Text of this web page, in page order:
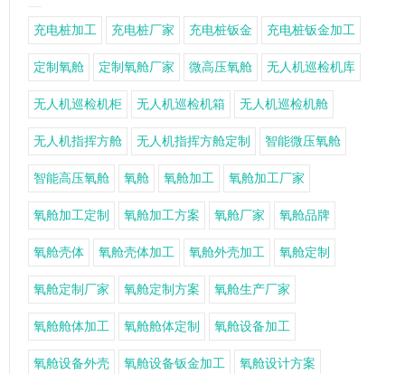
充电桩加工 充电桩厂家 充电桩钣金 充电桩钣金加工
定制氧舱 定制氧舱厂家 微高压氧舱 无人机巡检机库
无人机巡检机柜 无人机巡检机箱 无人机巡检机舱
无人机指挥方舱 无人机指挥方舱定制 智能微压氧舱
智能高压氧舱 氧舱 氧舱加工 氧舱加工厂家
氧舱加工定制 氧舱加工方案 氧舱厂家 氧舱品牌
氧舱壳体 氧舱壳体加工 氧舱外壳加工 氧舱定制
氧舱定制厂家 氧舱定制方案 氧舱生产厂家
氧舱舱体加工 氧舱舱体定制 氧舱设备加工
氧舱设备外壳 氧舱设备钣金加工 氧舱设计方案